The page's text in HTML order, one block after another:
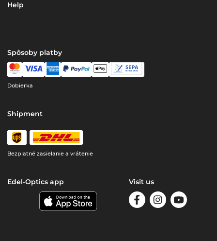
Help
Spôsoby platby
Dobierka
Shipment
Bezplatné zasielanie a vrátenie
Edel-Optics app Visit us